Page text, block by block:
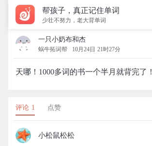
帮孩子，真正记住单词
少壮不努力，老大背单词
一只小奶布和杰
蜗牛拓词帮 10月24日 21时27分
天哪！1000多词的书一个半月就背完了！
评论 1 点赞
小松鼠松松